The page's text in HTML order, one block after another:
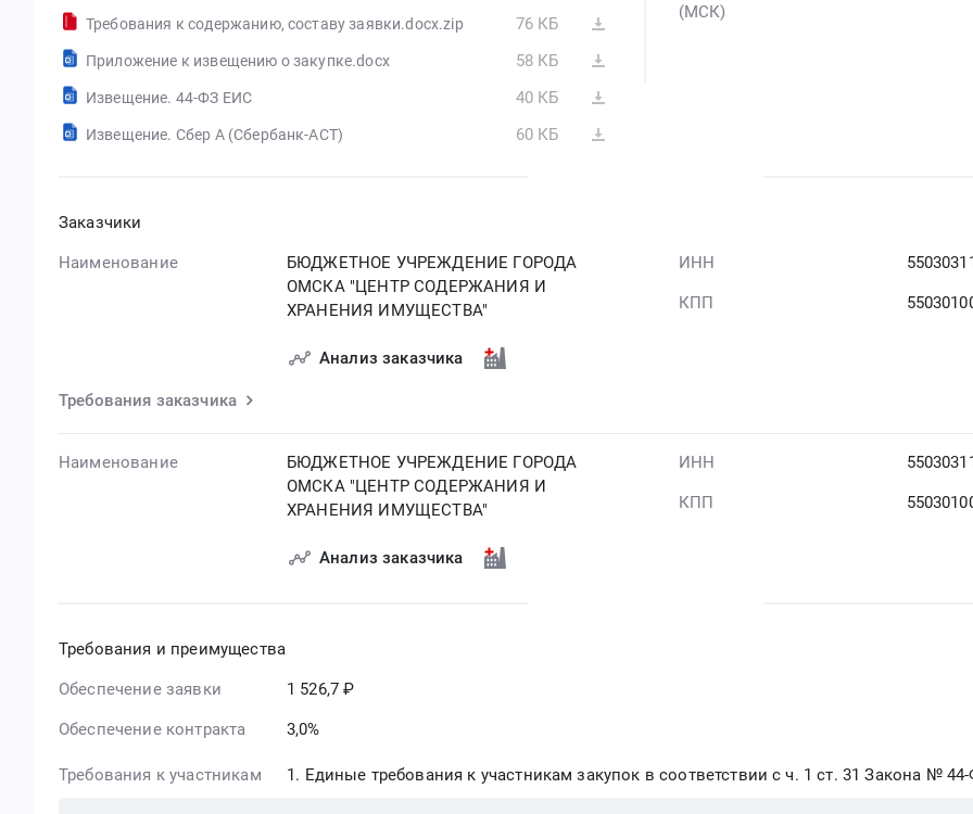
Требования к содержанию, составу заявки.docx.zip 76 КБ
Приложение к извещению о закупке.docx 58 КБ
Извещение. 44-ФЗ ЕИС 40 КБ
Извещение. Сбер А (Сбербанк-АСТ) 60 КБ
(МСК)
Заказчики
Наименование
БЮДЖЕТНОЕ УЧРЕЖДЕНИЕ ГОРОДА
ОМСКА "ЦЕНТР СОДЕРЖАНИЯ И
ХРАНЕНИЯ ИМУЩЕСТВА"
Анализ заказчика
ИНН
КПП
Требования заказчика
Наименование
БЮДЖЕТНОЕ УЧРЕЖДЕНИЕ ГОРОДА
ОМСКА "ЦЕНТР СОДЕРЖАНИЯ И
ХРАНЕНИЯ ИМУЩЕСТВА"
Анализ заказчика
ИНН
КПП
Требования и преимущества
Обеспечение заявки 1 526,7 ₽
Обеспечение контракта 3,0%
Требования к участникам Единые требования к участникам закупок в соответствии с ч. 1 ст. 31 Закона №